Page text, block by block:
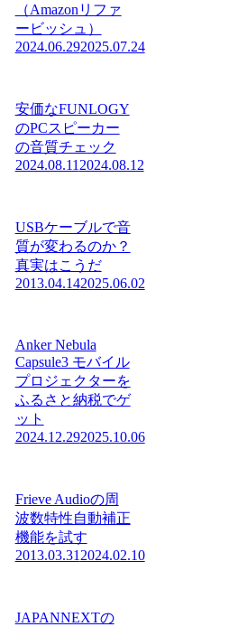
（Amazonリファ
ービッシュ）
2024.06.292025.07.24
安価なFUNLOGY
のPCスピーカー
の音質チェック
2024.08.112024.08.12
USBケーブルで音
質が変わるのか？
真実はこうだ
2013.04.142025.06.02
Anker Nebula
Capsule3 モバイル
プロジェクターを
ふるさと納税でゲ
ット
2024.12.292025.10.06
Frieve Audioの周
波数特性自動補正
機能を試す
2013.03.312024.02.10
JAPANNEXTの